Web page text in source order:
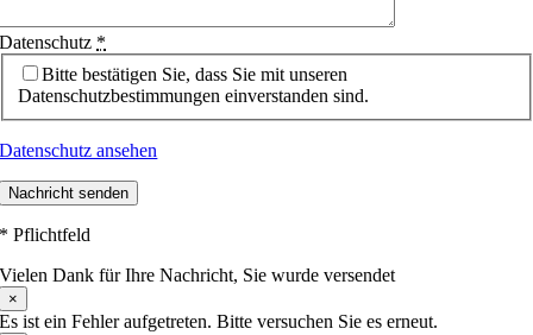
Datenschutz *
Bitte bestätigen Sie, dass Sie mit unseren
Datenschutzbestimmungen einverstanden sind.
Datenschutz ansehen
Nachricht senden
* Pflichtfeld
Vielen Dank für Ihre Nachricht, Sie wurde versendet
×
Es ist ein Fehler aufgetreten. Bitte versuchen Sie es erneut.